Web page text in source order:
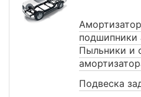
подшипники
Пыльники и
Подвеска